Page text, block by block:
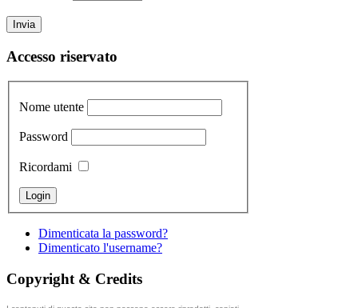
Accesso riservato
Nome utente
Password
Ricordami
Dimenticata la password?
Dimenticato l'username?
Copyright & Credits